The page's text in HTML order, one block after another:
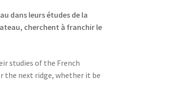
dans leurs études de la
cherchent à franchir le
studies of the French
the next ridge, whether it be